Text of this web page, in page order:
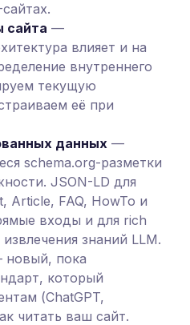
сайта —
влияет и на
внутреннего
текущую
её при
данных —
schema.org-разметки
JSON-LD для
Article, FAQ, HowTo и
входы и для rich
знаний LLM.
пока
который
(ChatGPT,
читать ваш сайт.